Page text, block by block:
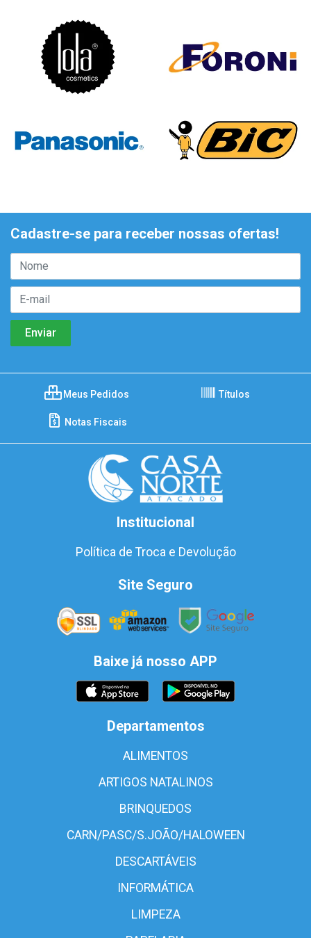
Cadastre-se para receber nossas ofertas!
Meus Pedidos Títulos
Notas Fiscais
Institucional
Política de Troca e Devolução
Site Seguro
Baixe já nosso APP
Departamentos
ALIMENTOS
ARTIGOS NATALINOS
BRINQUEDOS
CARN/PASC/S.JOÃO/HALOWEEN
DESCARTÁVEIS
INFORMÁTICA
LIMPEZA